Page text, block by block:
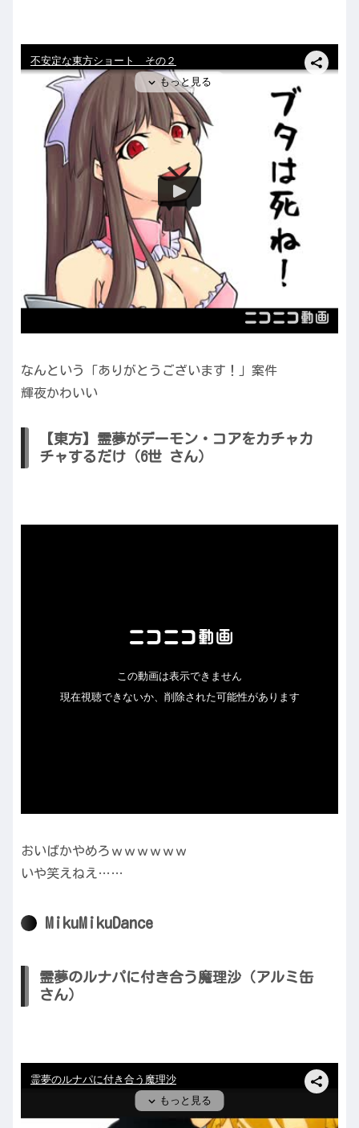
なんという「ありがとうございます！」案件
輝夜かわいい
【東方】霊夢がデーモン・コアをカチャカ
チャするだけ（6世 さん）
おいばかやめろｗｗｗｗｗｗ
いや笑えねえ……
MikuMikuDance
霊夢のルナパに付き合う魔理沙（アルミ缶
さん）